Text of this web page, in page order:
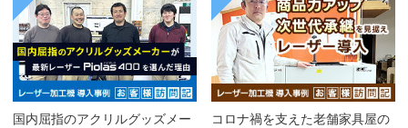
国内屈指のアクリルグッズメー
コロナ禍を支えた老舗家具屋の